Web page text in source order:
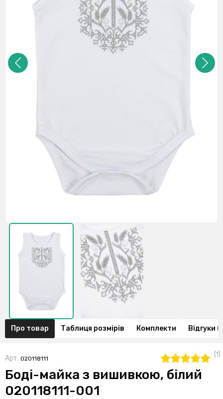
Про товар Таблиця розмірів Комплекти Відгуки
Арт. 020118111
(1)
Боді-майка з вишивкою, білий
020118111-001